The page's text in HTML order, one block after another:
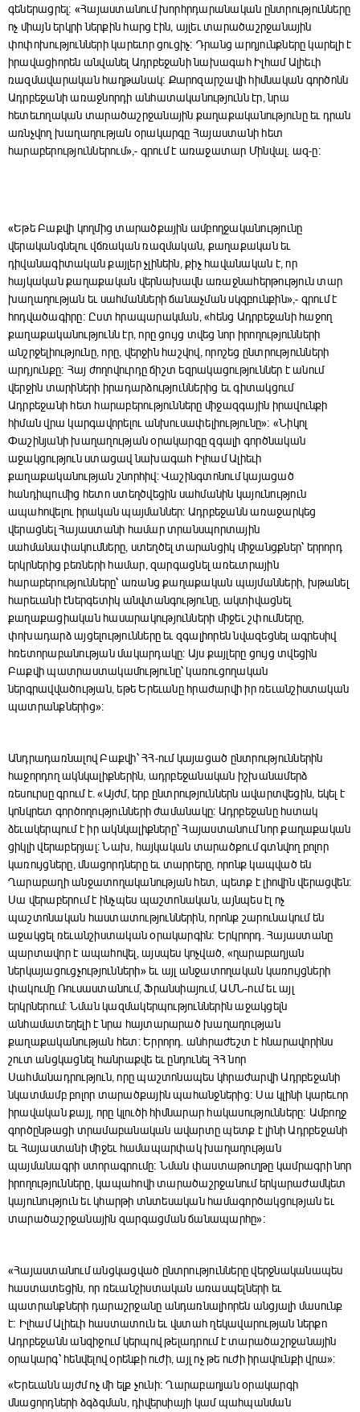
գեներացրել։ «Հայաստանում խորհրդարանական ընտրությունները
ոչ միայն երկրի ներքին հարց էին, այլեւ տարածաշրջանային
փոփոխությունների կարեւոր ցուցիչ։ Դրանց արդյունքները կարելի է
իրավացիորեն անվանել Ադրբեջանի նախագահ Իլհամ Ալիեւի
ռազմավարական հաղթանակ։ Քարոզարշավի հիմնական գործոնն
Ադրբեջանի առաջնորդի անհատականությունն էր, նրա
հետեւողական տարածաշրջանային քաղաքականությունը եւ դրան
առնչվող խաղաղության օրակարգը Հայաստանի հետ
հարաբերություններում»,- գրում է առաջատար Մինվալ. ազ-ը։
«Եթե Բաքվի կողմից տարածքային ամբողջականությունը
վերականգնելու վճռական ռազմական, քաղաքական եւ
դիվանագիտական քայլեր չլինեին, քիչ հավանական է, որ
հայկական քաղաքական վերնախավն առաջնահերթություն տար
խաղաղության եւ սահմանների ճանաչման սկզբունքին»,- գրում է
հոդվածագիրը։ Ըստ հրապարակման, «հենց Ադրբեջանի հաջող
քաղաքականությունն էր, որը ցույց տվեց նոր իրողությունների
անշրջելիությունը, որը, վերջին հաշվով, որոշեց ընտրությունների
արդյունքը։ Հայ ժողովուրդը ճիշտ եզրակացություններ է անում
վերջին տարիների իրադարձություններից եւ գիտակցում
Ադրբեջանի հետ հարաբերությունները միջազգային իրավունքի
հիման վրա կարգավորելու անխուսափելիությունը»։ «Նիկոլ
Փաշինյանի խաղաղության օրակարգը զգալի գործնական
աջակցություն ստացավ նախագահ Իլհամ Ալիեւի
քաղաքականության շնորհիվ: Վաշինգտոնում կայացած
հանդիպումից հետո ստեղծվեցին սահմանին կայունություն
ապահովելու իրական պայմաններ: Ադրբեջանն առաջարկեց
վերացնել Հայաստանի համար տրանսպորտային
սահմանափակումները, ստեղծել տարանցիկ միջանցքներ՝ երրորդ
երկրներից բեռների համար, զարգացնել առեւտրային
հարաբերությունները՝ առանց քաղաքական պայմանների, խթանել
հարեւանի էներգետիկ անվտանգությունը, ակտիվացնել
քաղաքացիական հասարակությունների միջեւ շփումները,
փոխադարձ այցելությունները եւ զգալիորեն նվազեցնել ագրեսիվ
հռետորաբանության մակարդակը: Այս քայլերը ցույց տվեցին
Բաքվի պատրաստակամությունը՝ կառուցողական
ներգրավվածության, եթե Երեւանը հրաժարվի իր ռեւանշիստական
պատրանքներից»։
Անդրադառնալով Բաքվի՝ ՀՀ-ում կայացած ընտրություններին
հաջորդող ակնկալիքներին, ադրբեջանական իշխանամերձ
ռեսուրսը գրում է․ «Այժմ, երբ ընտրություններն ավարտվեցին, եկել է
կոնկրետ գործողությունների ժամանակը: Ադրբեջանը հստակ
ձեւակերպում է իր ակնկալիքները՝ Հայաստանում նոր քաղաքական
ցիկլի վերաբերյալ: Նախ, հայկական տարածքում գտնվող բոլոր
կառույցները, մնացորդները եւ տարրերը, որոնք կապված են
Ղարաբաղի անջատողականության հետ, պետք է լիովին վերացվեն:
Սա վերաբերում է ինչպես պաշտոնական, այնպես էլ ոչ
պաշտոնական հաստատություններին, որոնք շարունակում են
աջակցել ռեւանշիստական օրակարգին։ Երկրորդ․ Հայաստանը
պարտավոր է ապահովել, այսպես կոչված, «ղարաբաղյան
ներկայացուցչությունների» եւ այլ անջատողական կառույցների
փակումը Ռուսաստանում, Ֆրանսիայում, ԱՄՆ-ում եւ այլ
երկրներում: Նման կազմակերպություններին աջակցելն
անհամատեղելի է նրա հայտարարած խաղաղության
քաղաքականության հետ: Երրորդ․ անհրաժեշտ է հնարավորինս
շուտ անցկացնել հանրաքվե եւ ընդունել ՀՀ նոր
Սահմանադրություն, որը պաշտոնապես կհրաժարվի Ադրբեջանի
նկատմամբ բոլոր տարածքային պահանջներից։ Սա կլինի կարեւոր
իրավական քայլ, որը կլուծի հիմնարար հակասությունները։ Ամբողջ
գործընթացի տրամաբանական ավարտը պետք է լինի Ադրբեջանի
եւ Հայաստանի միջեւ համապարփակ խաղաղության
պայմանագրի ստորագրումը։ Նման փաստաթուղթը կամրագրի նոր
իրողությունները, կապահովի տարածաշրջանում երկարաժամկետ
կայունություն եւ կհարթի տնտեսական համագործակցության եւ
տարածաշրջանային զարգացման ճանապարհը»։
«Հայաստանում անցկացված ընտրությունները վերջնականապես
հաստատեցին, որ ռեւանշիստական առասպելների եւ
պատրանքների դարաշրջանը անդառնալիորեն անցյալի մասունք
է։ Իլհամ Ալիեւի հաստատուն եւ վստահ ղեկավարության ներքո
Ադրբեջանն անզիջում կերպով թելադրում է տարածաշրջանային
օրակարգ՝ հենվելով օրենքի ուժի, այլ ոչ թե ուժի իրավունքի վրա»։
«Երեւանն այժմ ոչ մի ելք չունի։ Ղարաբաղյան օրակարգի
մնացորդների ձգձգման, դիվերսիայի կամ պահպանման